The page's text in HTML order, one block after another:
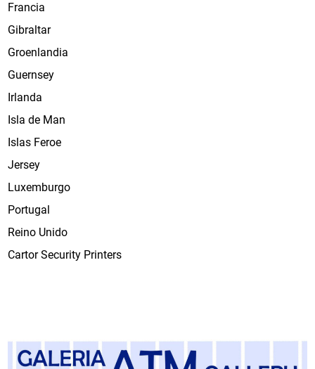
Francia
Gibraltar
Groenlandia
Guernsey
Irlanda
Isla de Man
Islas Feroe
Jersey
Luxemburgo
Portugal
Reino Unido
Cartor Security Printers